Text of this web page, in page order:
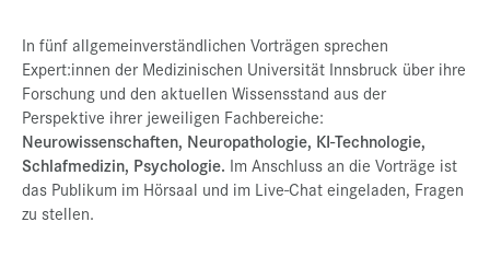
In fünf allgemeinverständlichen Vorträgen sprechen
Expert:innen der Medizinischen Universität Innsbruck über ihre
Forschung und den aktuellen Wissensstand aus der
Perspektive ihrer jeweiligen Fachbereiche:
Neurowissenschaften, Neuropathologie, KI-Technologie,
Schlafmedizin, Psychologie. Im Anschluss an die Vorträge ist
das Publikum im Hörsaal und im Live-Chat eingeladen, Fragen
zu stellen.